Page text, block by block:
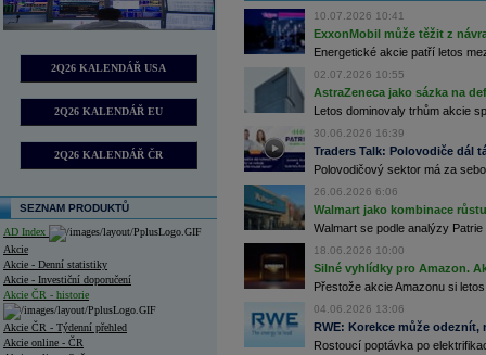
2Q26 KALENDÁŘ USA
2Q26 KALENDÁŘ EU
2Q26 KALENDÁŘ ČR
SEZNAM PRODUKTŮ
AD Index
Akcie
Akcie - Denní statistiky
Akcie - Investiční doporučení
Akcie ČR - historie
Akcie ČR - Týdenní přehled
Akcie online - ČR
10.07.2026 10:41
ExxonMobil může těžit z
Energetické akcie patří letos
02.07.2026 10:55
AstraZeneca jako sázka na
Letos dominovaly trhům akcie
30.06.2026 16:39
Traders Talk: Polovodiče dál
Polovodičový sektor má za
26.06.2026 6:06
Walmart jako kombinace
Walmart se podle analýzy
18.06.2026 10:00
Silné vyhlídky pro Amazon.
Přestože akcie Amazonu si
04.06.2026 13:06
RWE: Korekce může
Rostoucí poptávka po